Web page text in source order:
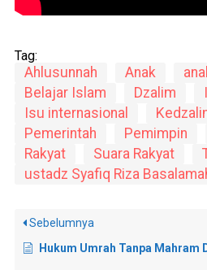
Tag:
Ahlusunnah Anak
Belajar Islam
Dzalim
Isu internasional
Pemerintah
Pemimpin
Rakyat
Suara Rakyat
ustadz Syafiq Riza
Sebelumnya
Hukum Umrah Tanpa Mahram